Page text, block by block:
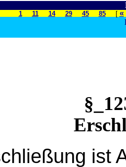
1 11 14 29 45 85[ «
ist